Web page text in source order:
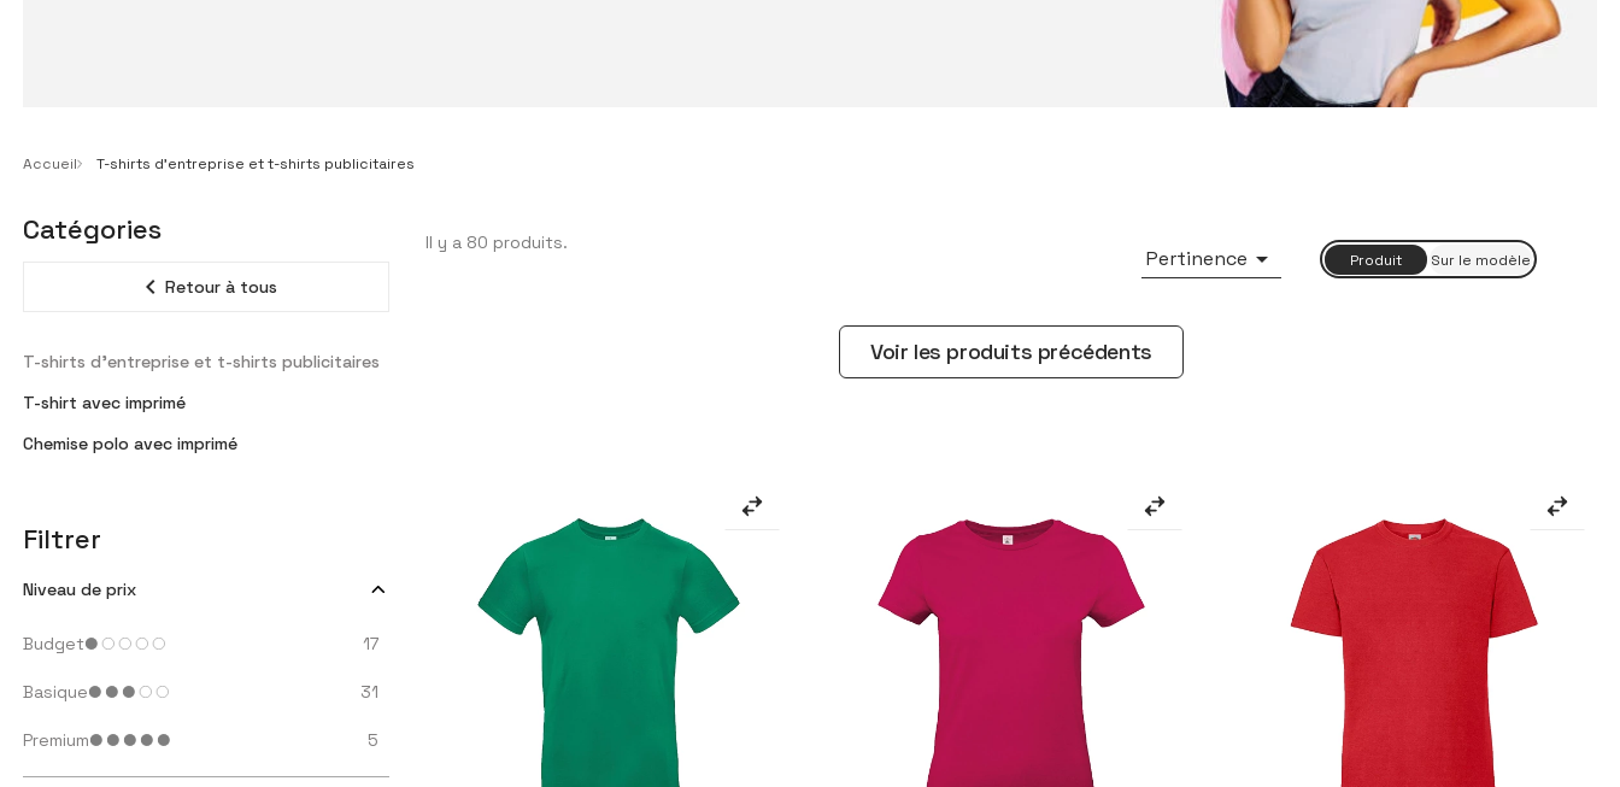
Accueil T-shirts d'entreprise et t-shirts publicitaires
Catégories
expand_less Retour à tous
T-shirts d'entreprise et t-shirts publicitaires
T-shirt avec imprimé
Chemise polo avec imprimé
Filtrer
Niveau de prix
Budget 17
Basique 31
Premium 5
Il y a 80 produits.
Pertinence 
Voir les produits précédents